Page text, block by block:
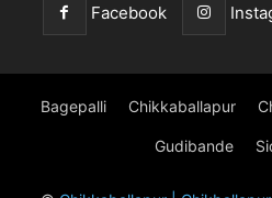
Facebook
Bagepalli Chikkaballapur
Gudibande